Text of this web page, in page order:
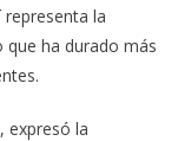
la
que ha durado más
expresó la